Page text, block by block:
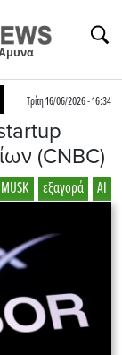
Τρίτη 16/06/2026 - 16:34
(CNBC)
AI
εξαγορά